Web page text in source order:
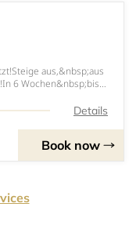
aus,&nbsp;aus
6 Wochen&nbsp;bist
Details
Book now